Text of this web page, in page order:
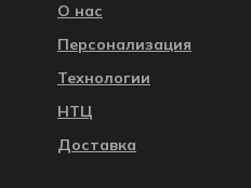
О нас
Персонализация
Технологии
НТЦ
Доставка